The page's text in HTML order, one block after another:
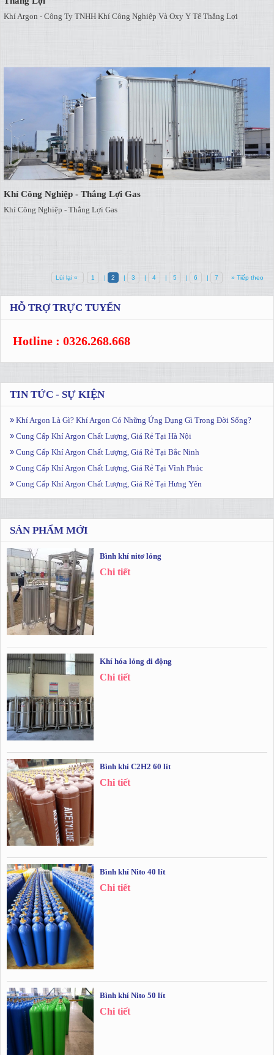
Khí Argon - Công Ty TNHH Khí Công Nghiệp Và Oxy Y Tế Thắng Lợi
Khí Công Nghiệp - Thắng Lợi Gas
Khí Công Nghiệp - Thắng Lợi Gas
Lùi lại « 1 | 2 | 3 | 4 | 5 | 6 | 7 » Tiếp theo
HỖ TRỢ TRỰC TUYẾN
Hotline : 0326.268.668
TIN TỨC - SỰ KIỆN
Khí Argon Là Gì? Khí Argon Có Những Ứng Dụng Gì Trong Đời Sống?
Cung Cấp Khí Argon Chất Lượng, Giá Rẻ Tại Hà Nội
Cung Cấp Khí Argon Chất Lượng, Giá Rẻ Tại Bắc Ninh
Cung Cấp Khí Argon Chất Lượng, Giá Rẻ Tại Vĩnh Phúc
Cung Cấp Khí Argon Chất Lượng, Giá Rẻ Tại Hưng Yên
SẢN PHẨM MỚI
Bình khí nitơ lỏng
Chi tiết
Khí hóa lỏng di động
Chi tiết
Bình khí C2H2 60 lít
Chi tiết
Bình khí Nito 40 lít
Chi tiết
Bình khí Nito 50 lít
Chi tiết